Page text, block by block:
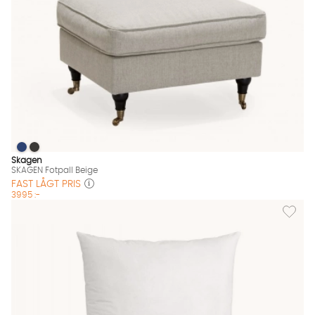
SKAGEN Fotpall Beige Finns även i dessa färger:
SKAGEN Fotpall Beige
SKAGEN Fotpall Beige
Skagen
SKAGEN Fotpall Beige
FAST LÅGT PRIS
3995 :-
Lägg